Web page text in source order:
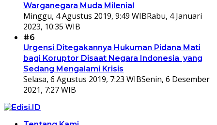
Warganegara Muda Milenial
Minggu, 4 Agustus 2019, 9:49 WIBRabu, 4 Januari
2023, 10:35 WIB
#6
Urgensi Ditegakannya Hukuman Pidana Mati
bagi Koruptor Disaat Negara Indonesia yang
Sedang Mengalami Krisis
Selasa, 6 Agustus 2019, 7:23 WIBSenin, 6 Desember
2021, 7:27 WIB